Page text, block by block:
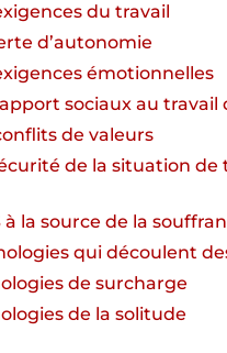
du travail
d’autonomie
émotionnelles
sociaux au travail
de valeurs
de la situation de
à la source de la
qui découlent
de surcharge
de la solitude